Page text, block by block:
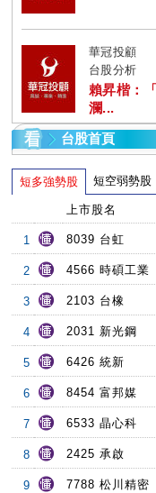
華冠投顧
台股分析
賴昇楷：
瀾...
台股首頁
短多強勢股 短空弱勢股
上市股名
1 8039 台虹
2 4566 時碩工業
3 2103 台橡
4 2031 新光鋼
5 6426 統新
6 8454 富邦媒
7 6533 晶心科
8 2425 承啟
9 7788 松川精密